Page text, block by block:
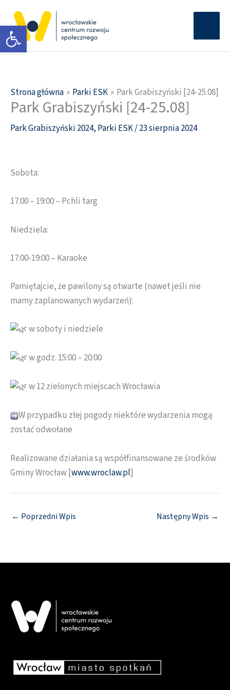
Otwórz pasek narzędzi
treści
Strona główna Parki ESK Park Grabiszyński [24-25.08]
Park Grabiszyński [24-25.08]
Park Grabiszyński 2024, Parki ESK/23 sierpnia 2024
Sobota:
17:00 – 19:00 – Pchli targ
Niedziela:
17:00-19:00 – Karaoke
Pamiętajcie, że pawilony są otwarte (nawet jeśli nie
mamy zaplanowanych wydarzeń):
w soboty i niedziele
w godz. 15:00 – 20:00
w 12 zielonych miejscach Wrocławia
W przypadku złej pogody niektóre wydarzenia mogą
zostać odwołane
Realizowane działania są współfinansowane ze środków
Gminy Wrocław [www.wroclaw.pl]
← Poprzedni Wpis Następny Wpis →